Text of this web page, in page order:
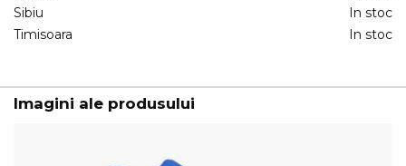
Sibiu
In stoc
Timisoara
In stoc
Imagini ale produsului